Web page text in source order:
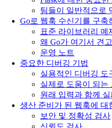
팀들이 일반적으로
Go로 웹훅 수신기를 구축
표준 라이브러리 예
왜 Go가 여기서 견
운영 노트
중요한 디버깅 기법
실용적인 디버깅 도
실제로 도움이 되는
원래 입력과 함께
생산 준비가 된 웹훅에 대
보안 및 정확성 검사
신뢰도 검사